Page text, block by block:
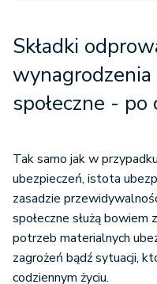
Składki
społeczne - po
Tak samo jak w
ubezpieczeń, istota
zasadzie
społeczne służą
potrzeb materialnych
zagrożeń bądź sytuacji,
codziennym życiu.